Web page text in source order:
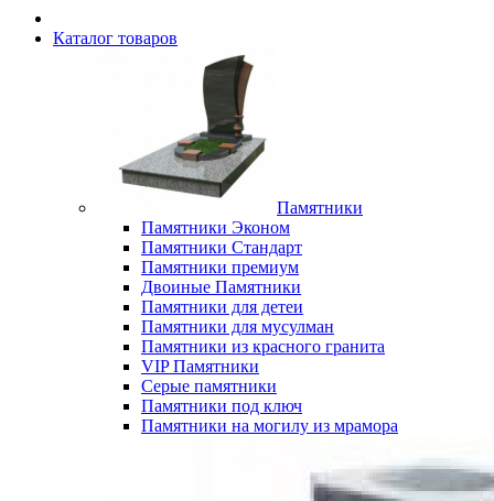
Каталог товаров
Памятники
Памятники Эконом
Памятники Стандарт
Памятники премиум
Двоиные Памятники
Памятники для детеи
Памятники для мусулман
Памятники из красного гранита
VIP Памятники
Серые памятники
Памятники под ключ
Памятники на могилу из мрамора